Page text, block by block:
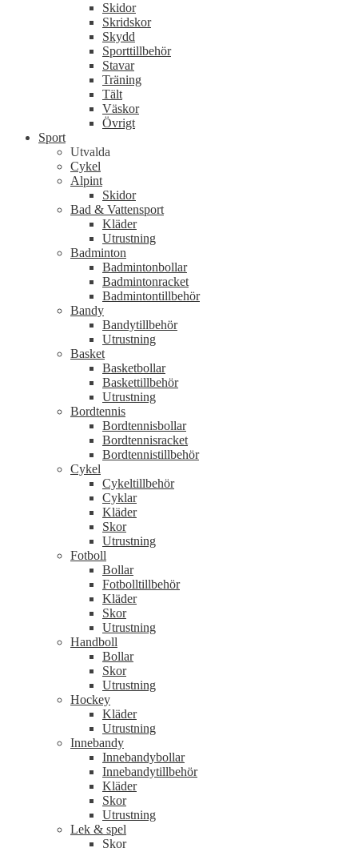
Skidor
Skridskor
Skydd
Sporttillbehör
Stavar
Träning
Tält
Väskor
Övrigt
Sport
Utvalda
Cykel
Alpint
Skidor
Bad & Vattensport
Kläder
Utrustning
Badminton
Badmintonbollar
Badmintonracket
Badmintontillbehör
Bandy
Bandytillbehör
Utrustning
Basket
Basketbollar
Baskettillbehör
Utrustning
Bordtennis
Bordtennisbollar
Bordtennisracket
Bordtennistillbehör
Cykel
Cykeltillbehör
Cyklar
Kläder
Skor
Utrustning
Fotboll
Bollar
Fotbolltillbehör
Kläder
Skor
Utrustning
Handboll
Bollar
Skor
Utrustning
Hockey
Kläder
Utrustning
Innebandy
Innebandybollar
Innebandytillbehör
Kläder
Skor
Utrustning
Lek & spel
Skor